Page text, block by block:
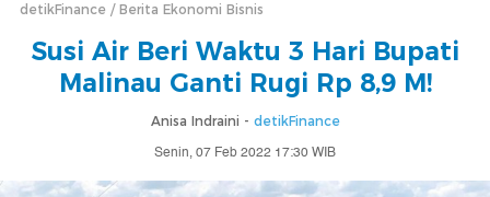
detikFinance Berita Ekonomi Bisnis
Susi Air Beri Waktu 3 Hari Bupati
Malinau Ganti Rugi Rp 8,9 M!
Anisa Indraini - detikFinance
Senin, 07 Feb 2022 17:30 WIB